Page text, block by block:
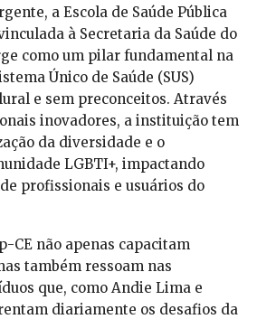
a Escola de Saúde Pública
à Secretaria da Saúde do
como um pilar fundamental na
Único de Saúde (SUS)
e sem preconceitos. Através
inovadores, a instituição tem
da diversidade e o
LGBTI+, impactando
profissionais e usuários do
CE não apenas capacitam
também ressoam nas
que, como Andie Lima e
diariamente os desafios da